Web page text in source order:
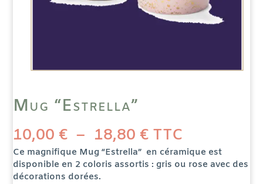
Mug “Estrella”
10,00 € – 18,80 €Plage
de
prix :
10,00 €
à
18,80 €
TTC
Ce magnifique Mug “Estrella” en céramique est
disponible en 2 coloris assortis : gris ou rose avec des
décorations dorées.